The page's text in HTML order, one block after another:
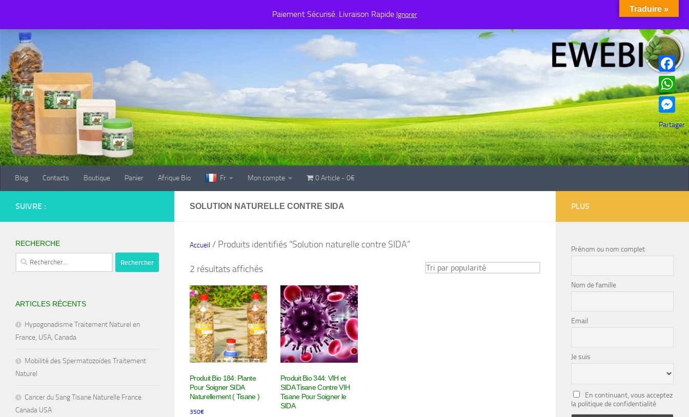
Paiement Sécurisé. Livraison Rapide Ignorer
Mon compte 0 Article 0€
Blog Contacts Boutique Panier Afrique Bio Fr Mon compte 0 Article 0€
SOLUTION NATURELLE CONTRE SIDA
Accueil / Produits identifiés “Solution naturelle contre SIDA”
2 résultats affichésTrié
par
popularité
Produit Bio 184: Plante
Pour Soigner SIDA
Naturellement ( Tisane )
350€
Produit Bio 344: VIH et
SIDA Tisane Contre VIH
Tisane Pour Soigner le
SIDA
SUIVRE :
RECHERCHE
Rechercher :
ARTICLES RÉCENTS
Hypogonadisme Traitement Naturel en
France, USA, Canada
Mobilité des Spermatozoïdes Traitement
Naturel
Cancer du Sang Tisane Naturelle France
Canada USA
PLUS
Prénom ou nom complet
Nom de famille
Email
Je suis
En continuant, vous acceptez
la politique de confidentialité
Facebook
WhatsApp
Partager
Traduire »